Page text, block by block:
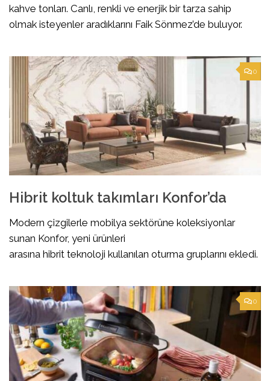
kahve tonları. Canlı, renkli ve enerjik bir tarza sahip
olmak isteyenler aradıklarını Faik Sönmez’de buluyor.
0
Hibrit koltuk takımları Konfor’da
Modern çizgilerle mobilya sektörüne koleksiyonlar
sunan Konfor, yeni ürünleri
arasına hibrit teknoloji kullanılan oturma gruplarını ekledi.
0